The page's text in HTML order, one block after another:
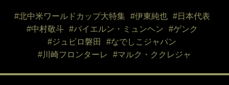
#北中米ワールドカップ大特集 #伊東純也
#日本代表
#中村敬斗
#バイエルン・ミュンヘン
#ゲンク
#ジュビロ磐田
#なでしこジャパン
#川崎フロンターレ
#マルク・ククレジャ